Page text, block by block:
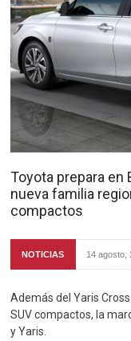
Toyota prepara en
nueva familia
compactos
NOTICIAS 14 agosto,
Además del Yaris
SUV compactos, la
y Yaris.